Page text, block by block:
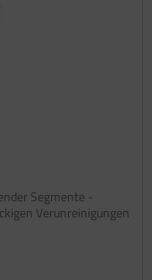
Segmente -
Verunreinigungen